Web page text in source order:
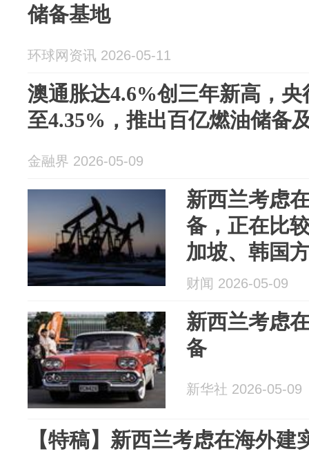
储备基地
环球网资讯 2026-05-11
澳通胀达4.6%创三年新高，
至4.35%，推出百亿燃油储备
金融界 2026-05-09
新西兰考虑
备，正在比
加坡、韩国
财闻 2026-05-09
新西兰考虑
备
新华社 2026-05-09
【特稿】新西兰考虑在海外建